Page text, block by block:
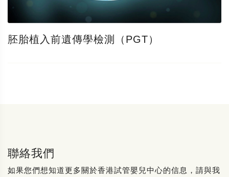
胚胎植入前遺傳學檢測（PGT）
聯絡我們
如果您們想知道更多關於香港試管嬰兒中心的信息，請與我